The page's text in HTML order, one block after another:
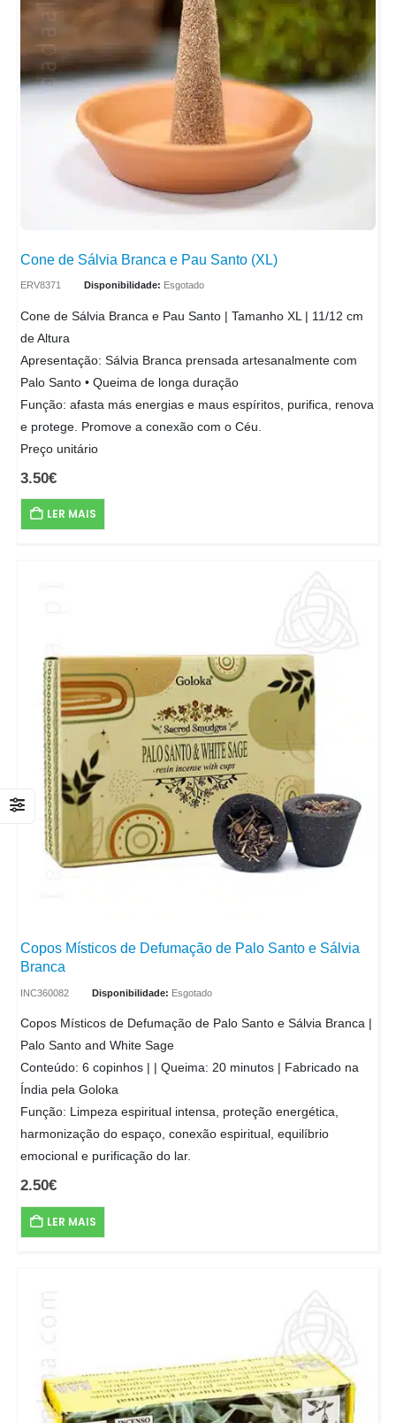
Cone de Sálvia Branca e Pau Santo (XL)
ERV8371 Disponibilidade: Esgotado
Cone de Sálvia Branca e Pau Santo | Tamanho XL | 11/12 cm
de Altura
Apresentação: Sálvia Branca prensada artesanalmente com
Palo Santo • Queima de longa duração
Função: afasta más energias e maus espíritos, purifica, renova
e protege. Promove a conexão com o Céu.
Preço unitário
3.50€
LER MAIS
Copos Místicos de Defumação de Palo Santo e Sálvia
Branca
INC360082 Disponibilidade: Esgotado
Copos Místicos de Defumação de Palo Santo e Sálvia Branca |
Palo Santo and White Sage
Conteúdo: 6 copinhos | | Queima: 20 minutos | Fabricado na
Índia pela Goloka
Função: Limpeza espiritual intensa, proteção energética,
harmonização do espaço, conexão espiritual, equilíbrio
emocional e purificação do lar.
2.50€
LER MAIS